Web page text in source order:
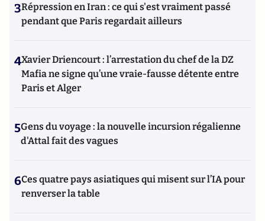
3Répression en Iran : ce qui s'est vraiment passé
pendant que Paris regardait ailleurs
4Xavier Driencourt : l’arrestation du chef de la DZ
Mafia ne signe qu’une vraie-fausse détente entre
Paris et Alger
5Gens du voyage : la nouvelle incursion régalienne
d'Attal fait des vagues
6Ces quatre pays asiatiques qui misent sur l’IA pour
renverser la table